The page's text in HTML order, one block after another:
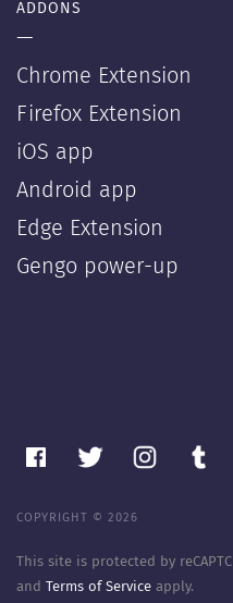
ADDONS
—
Chrome Extension
Firefox Extension
iOS app
Android app
Edge Extension
Gengo power-up
COPYRIGHT © 2026
This site is protected by
and Terms of Service apply.